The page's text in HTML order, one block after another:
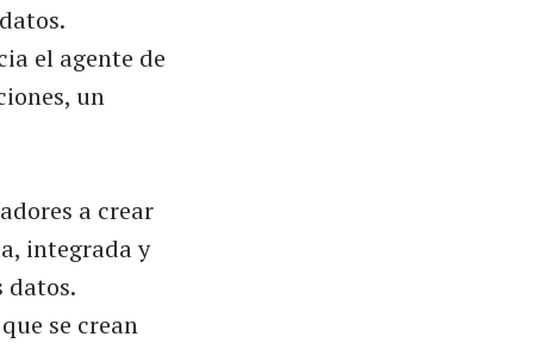
el agente de
un
a crear
integrada y
datos.
se crean